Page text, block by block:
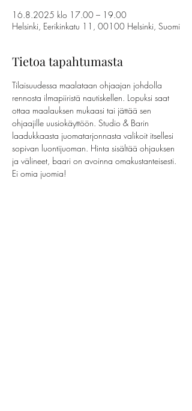
16.8.2025 klo 17.00 – 19.00
Helsinki, Eerikinkatu 11, 00100 Helsinki, Suomi
Tietoa tapahtumasta
Tilaisuudessa maalataan ohjaajan johdolla
rennosta ilmapiiristä nautiskellen. Lopuksi saat
ottaa maalauksen mukaasi tai jättää sen
ohjaajille uusiokäyttöön. Studio & Barin
laadukkaasta juomatarjonnasta valikoit itsellesi
sopivan luontijuoman. Hinta sisältää ohjauksen
ja välineet, baari on avoinna omakustanteisesti.
Ei omia juomia!